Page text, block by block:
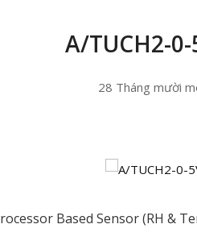
A/TUCH2-
28 Tháng mười
Based Sensor (RH &